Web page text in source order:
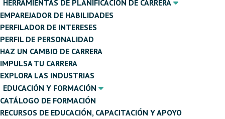
HERRAMIENTAS DE PLANIFICACIÓN DE CARRERA
EMPAREJADOR DE HABILIDADES
PERFILADOR DE INTERESES
PERFIL DE PERSONALIDAD
HAZ UN CAMBIO DE CARRERA
IMPULSA TU CARRERA
EXPLORA LAS INDUSTRIAS
EDUCACIÓN Y FORMACIÓN
CATÁLOGO DE FORMACIÓN
RECURSOS DE EDUCACIÓN, CAPACITACIÓN Y APOYO